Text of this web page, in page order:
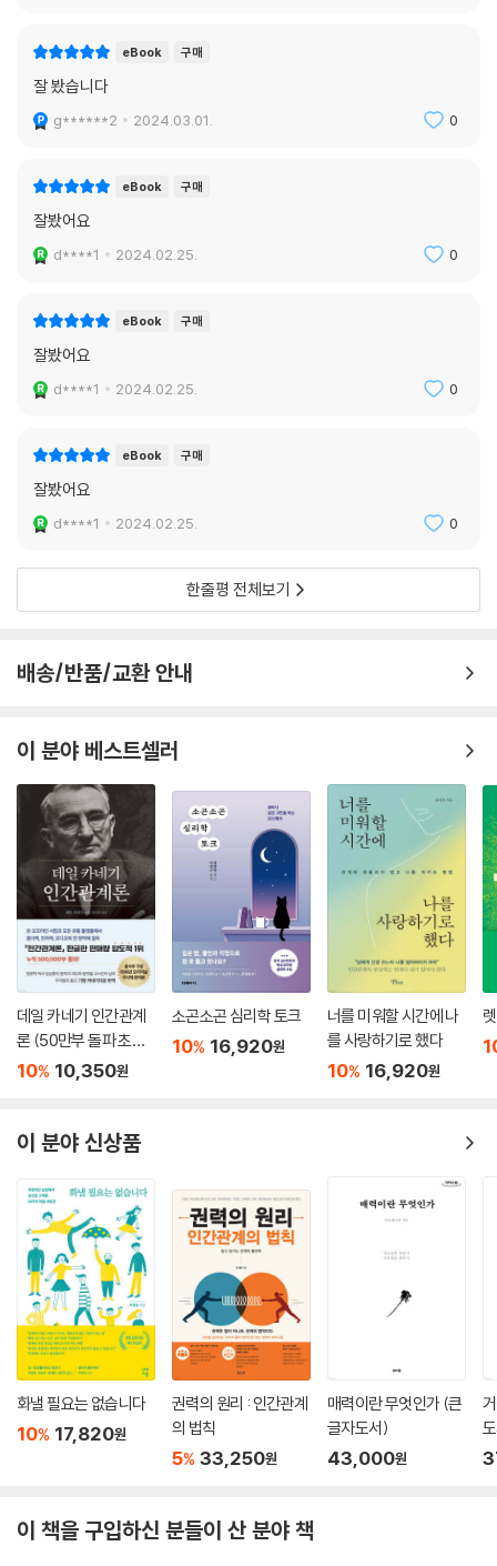
eBook 구매
잘 봤습니다
g******2 2024.03.01. 0
eBook 구매
잘봤어요
d****1 2024.02.25. 0
eBook 구매
잘봤어요
d****1 2024.02.25. 0
eBook 구매
잘봤어요
d****1 2024.02.25. 0
한줄평 전체보기
배송/반품/교환 안내
이 분야 베스트셀러
데일 카네기 인간관계
론 (50만부 돌파 초판
무삭제 완역본)
10% 10,350원
소곤소곤 심리학 토크
10% 16,920원
너를 미워할 시간에 나
를 사랑하기로 했다
10% 16,920원
이 분야 신상품
화낼 필요는 없습니다
10% 17,820원
권력의 원리 : 인간관계
의 법칙
5% 33,250원
매력이란 무엇인가 (큰
글자도서)
43,000원
이 책을 구입하신 분들이 산 분야 책